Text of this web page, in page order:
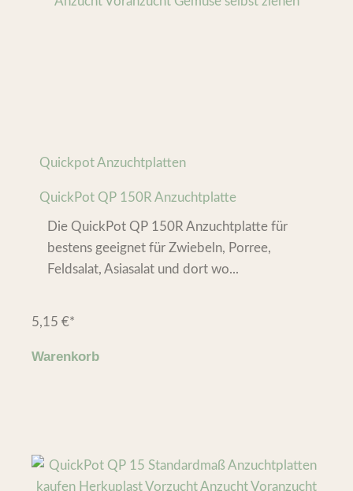
Quickpot Anzuchtplatten
QuickPot QP 150R Anzuchtplatte
Die QuickPot QP 150R Anzuchtplatte für
bestens geeignet für Zwiebeln, Porree,
Feldsalat, Asiasalat und dort wo...
5,15 €*
Warenkorb